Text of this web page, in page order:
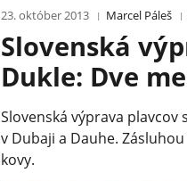
23. október 2013 Marcel Páleš
Slovenská
Dukle: Dve
Slovenská výprava
v Dubaji a Dauhe.
kovy.